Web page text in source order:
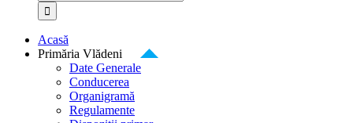
Acasă
Primăria Vlădeni
Date Generale
Conducerea
Organigramă
Regulamente